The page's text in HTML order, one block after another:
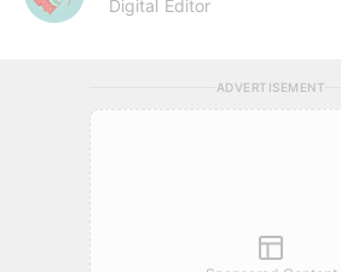
Digital Editor
ADVERTISEMENT